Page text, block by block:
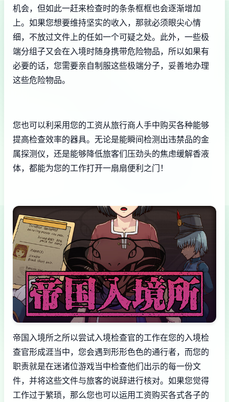
机会，但如此一赶来检查时的条条框框也会逐渐增加
上。如果您想要维持坚实的收入，那就必须眼尖心情
细，不放过文件上的任如一个可疑之处。此外，一些极
端分组子又会在入境时随身携带危险物品，所以如果有
必要的话，您需要亲自制服这些极端分子，妥善地办理
这些危险物品。
您也可以利采用您的工资从旅行商人手中购买各种能够
提高检查效率的器具。无论是能瞬间检测出违禁品的金
属探测仪，还是能够降低旅客们压劲头的焦虑缓解香液
体，都能为您的工作打开一扇扇便利之门！
帝国入境所之所以尝试入境检查官的工作在您的入境检
查官形成涯当中，您会遇到形形色色的通行者，而您的
职责就是在迷诸位游戏当中检查他们出示的每一份文
件，并将这些文件与旅客的说辞进行核对。如果您觉得
工作过于繁琐，那么您也可以运用工资购买各式各子的